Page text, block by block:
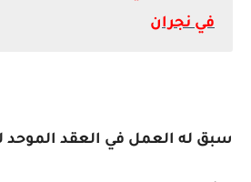
في نجران
سبق له العمل في العقد الموحد